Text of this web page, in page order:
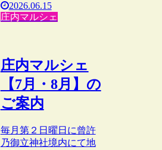
2026.06.15
庄内マルシェ
庄内マルシェ
【7月・8月】の
ご案内
毎月第２日曜日に曾許
乃御立神社境内にて地